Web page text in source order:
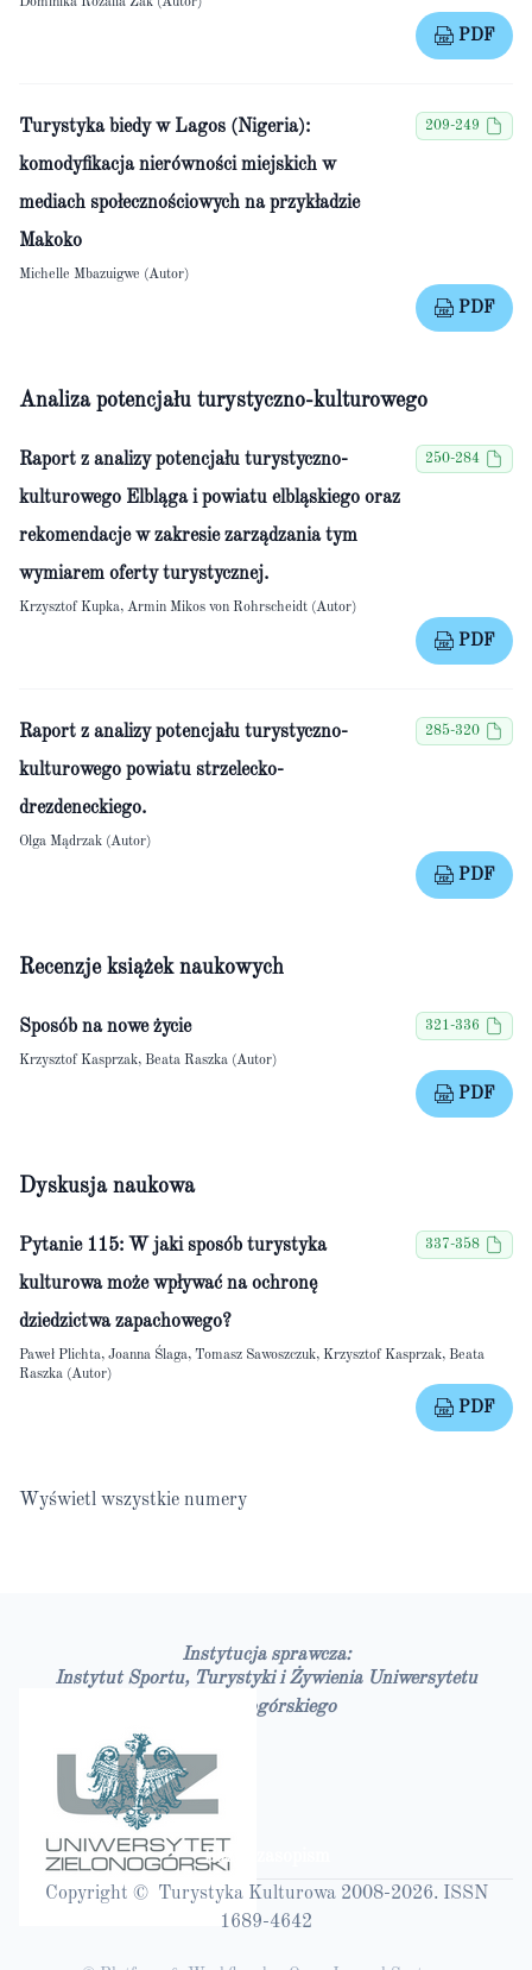
PDF
Turystyka biedy w Lagos (Nigeria):
komodyfikacja nierówności miejskich w
mediach społecznościowych na przykładzie
Makoko
209-249
Michelle Mbazuigwe (Autor)
PDF
Analiza potencjału turystyczno-kulturowego
Raport z analizy potencjału turystyczno-
kulturowego Elbląga i powiatu elbląskiego oraz
rekomendacje w zakresie zarządzania tym
wymiarem oferty turystycznej.
250-284
Krzysztof Kupka, Armin Mikos von Rohrscheidt (Autor)
PDF
Raport z analizy potencjału turystyczno-
kulturowego powiatu strzelecko-
drezdeneckiego.
285-320
Olga Mądrzak (Autor)
PDF
Recenzje książek naukowych
Sposób na nowe życie 321-336
Krzysztof Kasprzak, Beata Raszka (Autor)
PDF
Dyskusja naukowa
Pytanie 115: W jaki sposób turystyka
kulturowa może wpływać na ochronę
dziedzictwa zapachowego?
337-358
Paweł Plichta, Joanna Ślaga, Tomasz Sawoszczuk, Krzysztof Kasprzak, Beata
Raszka (Autor)
PDF
Wyświetl wszystkie numery
Instytucja sprawcza:
Instytut Sportu, Turystyki i Żywienia Uniwersytetu
Zielonogórskiego
Bazy czasopism
Copyright © Turystyka Kulturowa 2008-2026. ISSN
1689-4642